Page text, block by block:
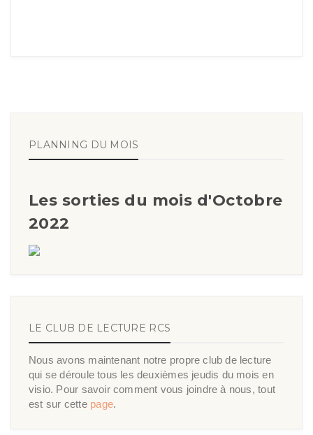
PLANNING DU MOIS
Les sorties du mois d'Octobre
2022
LE CLUB DE LECTURE RCS
Nous avons maintenant notre propre club de lecture
qui se déroule tous les deuxièmes jeudis du mois en
visio. Pour savoir comment vous joindre à nous, tout
est sur cette page.